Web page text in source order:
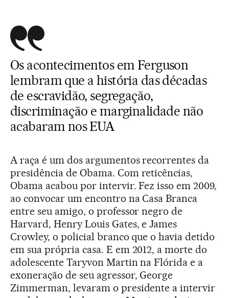
Os acontecimentos em Ferguson
lembram que a história das décadas
de escravidão, segregação,
discriminação e marginalidade não
acabaram nos EUA
A raça é um dos argumentos recorrentes da
presidência de Obama. Com reticências,
Obama acabou por intervir. Fez isso em 2009,
ao convocar um encontro na Casa Branca
entre seu amigo, o professor negro de
Harvard, Henry Louis Gates, e James
Crowley, o policial branco que o havia detido
em sua própria casa. E em 2012, a morte do
adolescente Taryvon Martin na Flórida e a
exoneração de seu agressor, George
Zimmerman, levaram o presidente a intervir